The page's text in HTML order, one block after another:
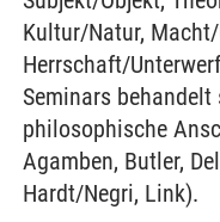
Kultur/Natur,
Herrschaft/
Seminars
philosophische
Agamben, Butler,
Hardt/Negri, Link).